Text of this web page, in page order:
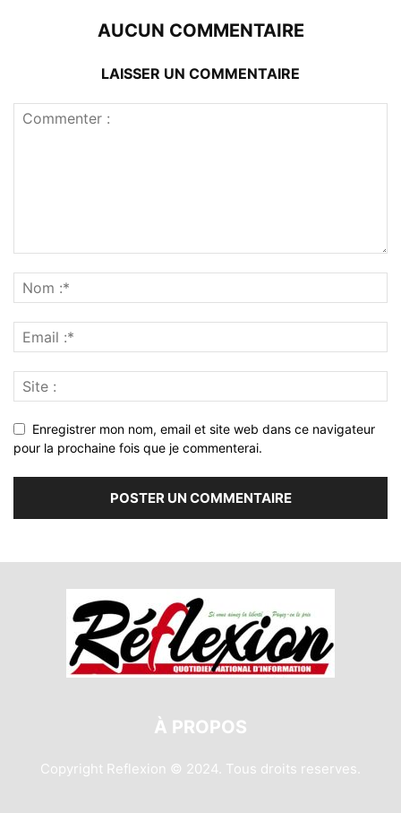
AUCUN COMMENTAIRE
LAISSER UN COMMENTAIRE
Enregistrer mon nom, email et site web dans ce navigateur
pour la prochaine fois que je commenterai.
À PROPOS
Copyright Reflexion © 2024. Tous droits reserves.